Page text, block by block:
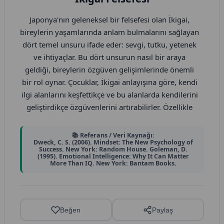
Okul öncesi dönem, çocukların empati ve sosyal
becerilerinin pekişmesi için en etkili zamanlardan
biridir. Gözlem ve etkileşimle başlayan bu süreç,
oyun temelli aktiviteler ve grup çalışmalarla
desteklenmelidir. Jones ve Kahn (2017), empati
geliştirme programlarının uygulanmasının,
çocukların sosyal uyum becerilerini önemli ölçüde
Ayrıca, eğitimciler ve aileler bu sürecin bir parçası
olmalıdır. Aile desteği ve öğretmen yönlendirmeleri,
için önemli bir temel oluşturmakta ve çocukların
Japonya'nın geleneksel bir felsefesi olan İkigai,
bireylerin yaşamlarında anlam bulmalarını sağlayan
dört temel unsuru ifade eder: sevgi, tutku, yetenek
ve ihtiyaçlar. Bu dört unsurun nasıl bir araya
geldiği, bireylerin özgüven gelişimlerinde önemli
bir rol oynar. Çocuklar, İkigai anlayışına göre, kendi
ilgi alanlarını keşfettikçe ve bu alanlarda kendilerini
geliştirdikçe özgüvenlerini artırabilirler. Özellikle
bulmalarına yardımcı olmak, onların bireysel
kimliklerini güçlendirir.
İkigai felsefesi, çocukların kendi tutkularını
güvenleri artar. Araştırmalar, çocukların kendi
📚 Referans / Veri Kaynağı:
Dweck, C. S. (2006). Mindset: The New Psychology of
Success. New York: Random House. Goleman, D.
(1995). Emotional Intelligence: Why It Can Matter
More Than IQ. New York: Bantam Books.
Beğen Paylaş